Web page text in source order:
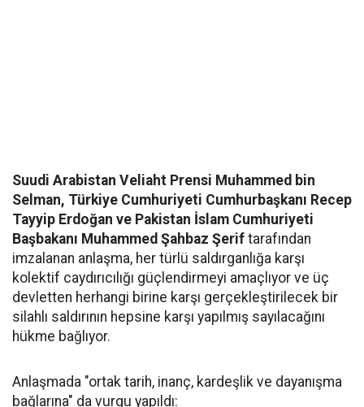
Suudi Arabistan Veliaht Prensi Muhammed bin
Selman, Türkiye Cumhuriyeti Cumhurbaşkanı Recep
Tayyip Erdoğan ve Pakistan İslam Cumhuriyeti
Başbakanı Muhammed Şahbaz Şerif tarafından
imzalanan anlaşma, her türlü saldırganlığa karşı
kolektif caydırıcılığı güçlendirmeyi amaçlıyor ve üç
devletten herhangi birine karşı gerçekleştirilecek bir
silahlı saldırının hepsine karşı yapılmış sayılacağını
hükme bağlıyor.
Anlaşmada "ortak tarih, inanç, kardeşlik ve dayanışma
bağlarına" da vurgu yapıldı: